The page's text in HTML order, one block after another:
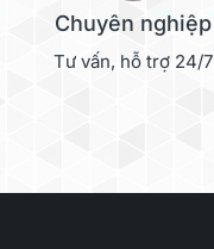
Chuyên nghiệp
Tư vấn, hỗ trợ 24/7